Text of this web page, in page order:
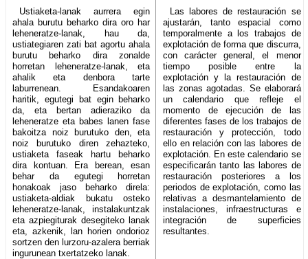
Ustiaketa-lanak aurrera egin
ahala burutu beharko dira oro har
leheneratze-lanak, hau da,
ustiategiaren zati bat agortu ahala
burutu beharko dira zonalde
horretan leheneratze-lanak, eta
ahalik eta denbora tarte
laburrenean. Esandakoaren
haritik, egutegi bat egin beharko
da, eta bertan adieraziko da
leheneratze eta babes lanen fase
bakoitza noiz burutuko den, eta
noiz burutuko diren zehazteko,
ustiaketa faseak hartu beharko
dira kontuan. Era berean, esan
behar da egutegi horretan
honakoak jaso beharko direla:
ustiaketa-aldiak bukatu osteko
leheneratze-lanak, instalakuntzak
eta azpiegiturak desegiteko lanak
eta, azkenik, lan horien ondorioz
sortzen den lurzoru-azalera berriak
ingurunean txertatzeko lanak.
Las labores de restauración se
ajustarán, tanto espacial como
temporalmente a los trabajos de
explotación de forma que discurra,
con carácter general, el menor
tiempo posible entre la
explotación y la restauración de
las zonas agotadas. Se elaborará
un calendario que refleje el
momento de ejecución de las
diferentes fases de los trabajos de
restauración y protección, todo
ello en relación con las labores de
explotación. En este calendario se
especificarán tanto las labores de
restauración posteriores a los
periodos de explotación, como las
relativas a desmantelamiento de
instalaciones, infraestructuras e
integración de superficies
resultantes.